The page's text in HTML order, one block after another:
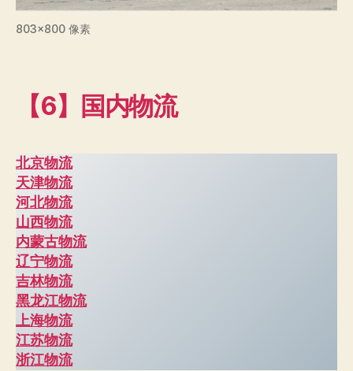
803×800 像素
【6】国内物流
北京物流
天津物流
河北物流
山西物流
内蒙古物流
辽宁物流
吉林物流
黑龙江物流
上海物流
江苏物流
浙江物流